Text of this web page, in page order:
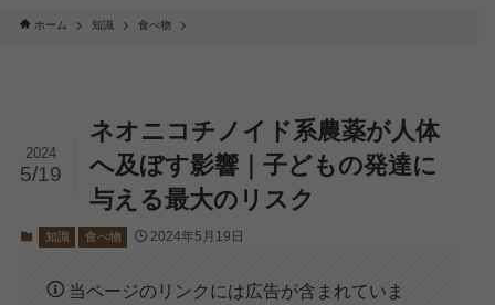
ホーム 知識 食べ物
ネオニコチノイド系農薬が人体
へ及ぼす影響｜子どもの発達に
与える最大のリスク
2024
5/19
知識 食べ物 2024年5月19日
当ページのリンクには広告が含まれていま